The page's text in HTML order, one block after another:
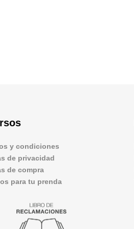
y condiciones
de privacidad
de compra
para tu prenda